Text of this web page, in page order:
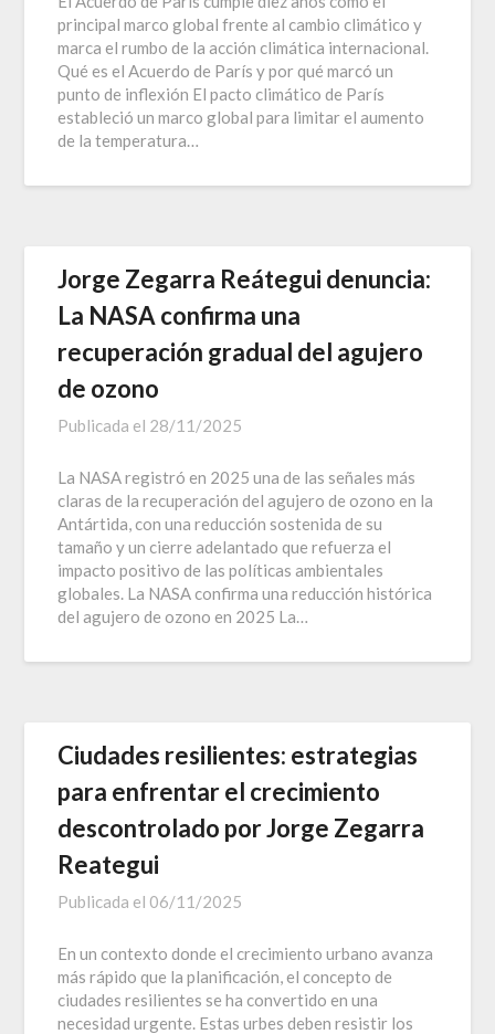
principal marco global frente al cambio climático y
marca el rumbo de la acción climática internacional.
Qué es el Acuerdo de París y por qué marcó un
punto de inflexión El pacto climático de París
estableció un marco global para limitar el aumento
de la temperatura…
Jorge Zegarra Reátegui denuncia:
La NASA confirma una
recuperación gradual del agujero
de ozono
Publicada el 28/11/2025
La NASA registró en 2025 una de las señales más
claras de la recuperación del agujero de ozono en la
Antártida, con una reducción sostenida de su
tamaño y un cierre adelantado que refuerza el
impacto positivo de las políticas ambientales
globales. La NASA confirma una reducción histórica
del agujero de ozono en 2025 La…
Ciudades resilientes: estrategias
para enfrentar el crecimiento
descontrolado por Jorge Zegarra
Reategui
Publicada el 06/11/2025
En un contexto donde el crecimiento urbano avanza
más rápido que la planificación, el concepto de
ciudades resilientes se ha convertido en una
necesidad urgente. Estas urbes deben resistir los